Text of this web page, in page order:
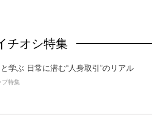
チオシ特集
学ぶ 日常に潜む“人身取引”のリアル
プ特集